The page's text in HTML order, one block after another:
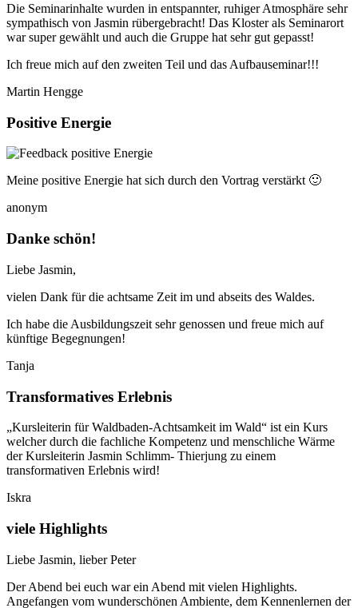
Die Seminarinhalte wurden in entspannter, ruhiger Atmosphäre sehr
sympathisch von Jasmin rübergebracht! Das Kloster als Seminarort
war super gewählt und auch die Gruppe hat sehr gut gepasst!
Ich freue mich auf den zweiten Teil und das Aufbauseminar!!!
Martin Hengge
Positive Energie
Meine positive Energie hat sich durch den Vortrag verstärkt 🙂
anonym
Danke schön!
Liebe Jasmin,
vielen Dank für die achtsame Zeit im und abseits des Waldes.
Ich habe die Ausbildungszeit sehr genossen und freue mich auf
künftige Begegnungen!
Tanja
Transformatives Erlebnis
„Kursleiterin für Waldbaden-Achtsamkeit im Wald“ ist ein Kurs
welcher durch die fachliche Kompetenz und menschliche Wärme
der Kursleiterin Jasmin Schlimm- Thierjung zu einem
transformativen Erlebnis wird!
Iskra
viele Highlights
Liebe Jasmin, lieber Peter
Der Abend bei euch war ein Abend mit vielen Highlights.
Angefangen vom wunderschönen Ambiente, dem Kennenlernen der